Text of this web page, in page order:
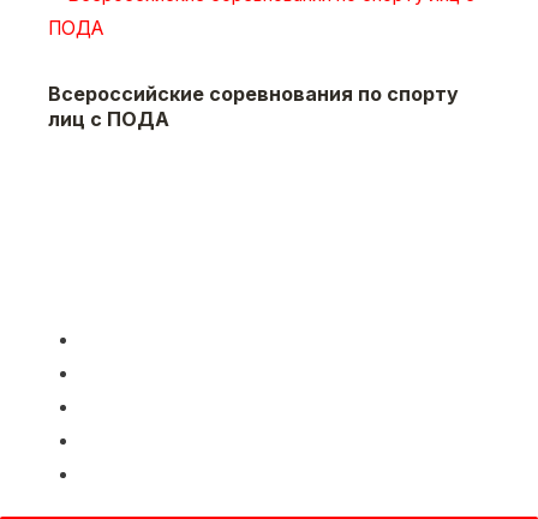
Всероссийские соревнования по спорту
лиц с ПОДА